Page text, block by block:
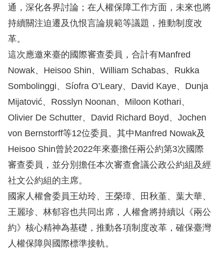
隱
私
權
保
護
政
策
政
府
網
站
資
料
開
放
通，深化各界討論；在人權保障工作方面，未來也將
持續關注迫遷及仇恨言論規範等議題，推動制度改
革。
這次應邀來臺的國際審查委員，合計有Manfred
Nowak、Heisoo Shin、William Schabas、Rukka
Sombolinggi、Síofra O’Leary、David Kaye、Dunja
Mijatović、Rosslyn Noonan、Miloon Kothari、
Olivier De Schutter、David Richard Boyd、Jochen
von Bernstorff等12位委員。其中Manfred Nowak及
Heisoo Shin曾於2022年來臺擔任兩公約第3次國際
審查委員，並分別擔任本次審查會議公政公約組及經
社文公約組的主席。
國家人權會委員王幼玲、王榮璋、田秋堇、葉大華、
王麗珍、林郁容也共同出席，人權會將持續以《兩公
約》核心精神為基礎，推動各項制度改革，確保臺灣
人權保障與國際標準接軌。